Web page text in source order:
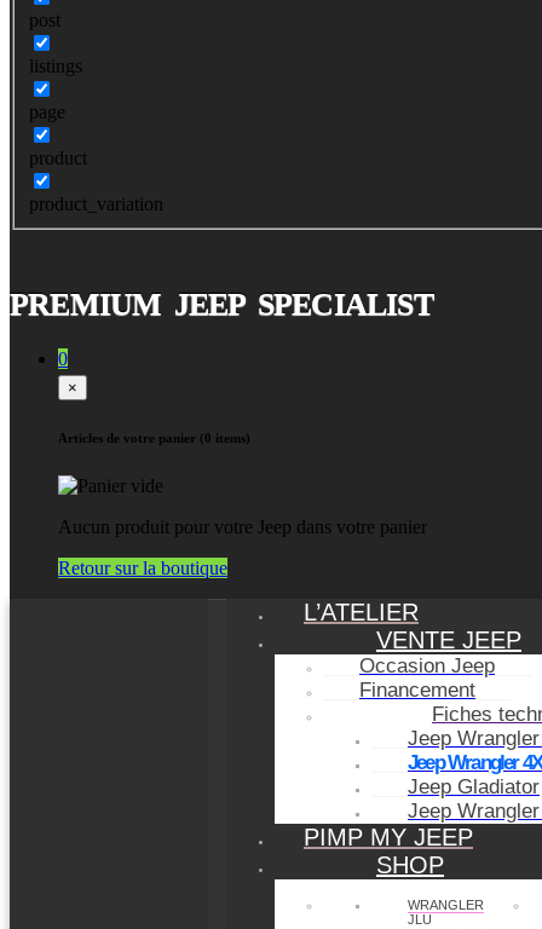
post
listings
page
product
product_variation
PREMIUM JEEP SPECIALIST
0
×
Articles de votre panier (0 items)
Aucun produit pour votre Jeep dans votre panier
Retour sur la boutique
L’ATELIER
VENTE JEEP
Occasion Jeep
Financement
Fiches
Jeep
Jeep Wrangler
Jeep Gladiator
Jeep
PIMP MY JEEP
SHOP
WRANGLER
JLU